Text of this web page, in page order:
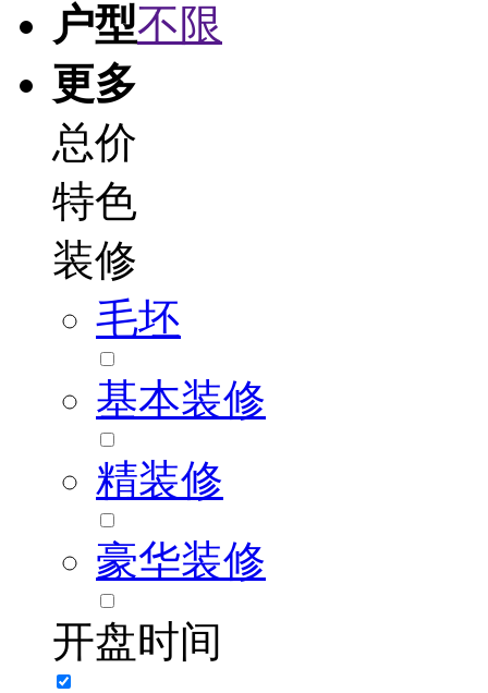
户型不限
更多
总价
特色
装修
毛坯
基本装修
精装修
豪华装修
开盘时间